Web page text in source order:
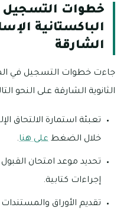
خطوات التسجيل
الباكستانية
الشارقة
جاءت خطوات التسجيل في
الثانوية الشارقة على النحو
تعبئة استمارة الالتحاق
خلال الضغط على هنا.
تحديد موعد امتحان
إجراءات كتابية.
تقديم الأوراق